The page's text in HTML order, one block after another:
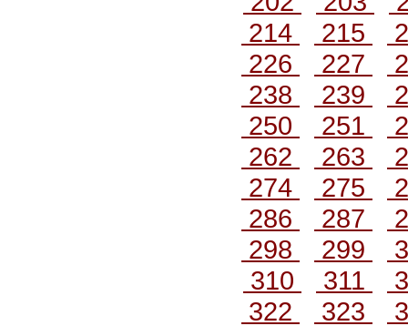
214
215
226
227
238
239
250
251
262
263
274
275
286
287
298
299
310
311
322
323